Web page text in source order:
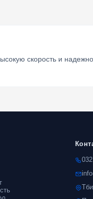
скорость и